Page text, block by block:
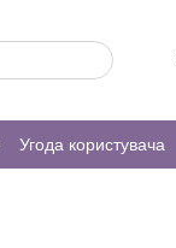
Угода користувача